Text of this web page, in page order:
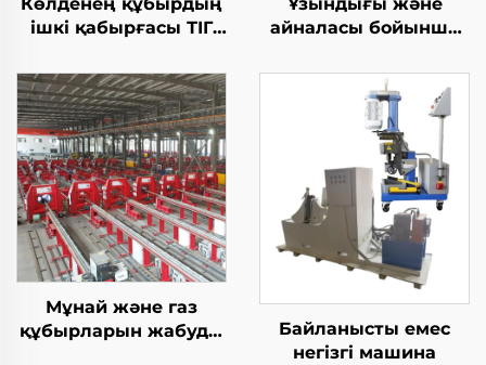
ішкі қабырғасы ТІГ
айналасы бойынша
жабдығы
Мұнай және газ
құбырларын жабуды
Байланысты емес
негізгі машина